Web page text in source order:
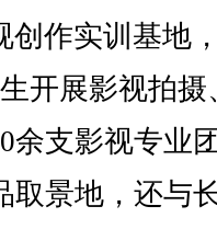
创作实训基地
开展影视拍摄
余支影视专业
取景地，还与